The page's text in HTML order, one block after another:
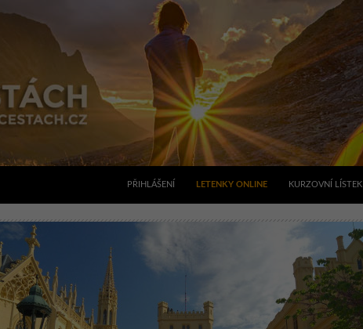
PŘIHLÁŠENÍ LETENKY ONLINE KURZOVNÍ LÍSTEK